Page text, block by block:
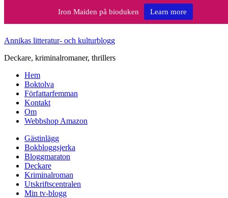
Annikas litteratur- och kulturblogg
Deckare, kriminalromaner, thrillers
Hem
Boktolva
Författarfemman
Kontakt
Om
Webbshop Amazon
Gästinlägg
Bokbloggsjerka
Bloggmaraton
Deckare
Kriminalroman
Utskriftscentralen
Min tv-blogg
Iron Maiden på bioduken Learn more